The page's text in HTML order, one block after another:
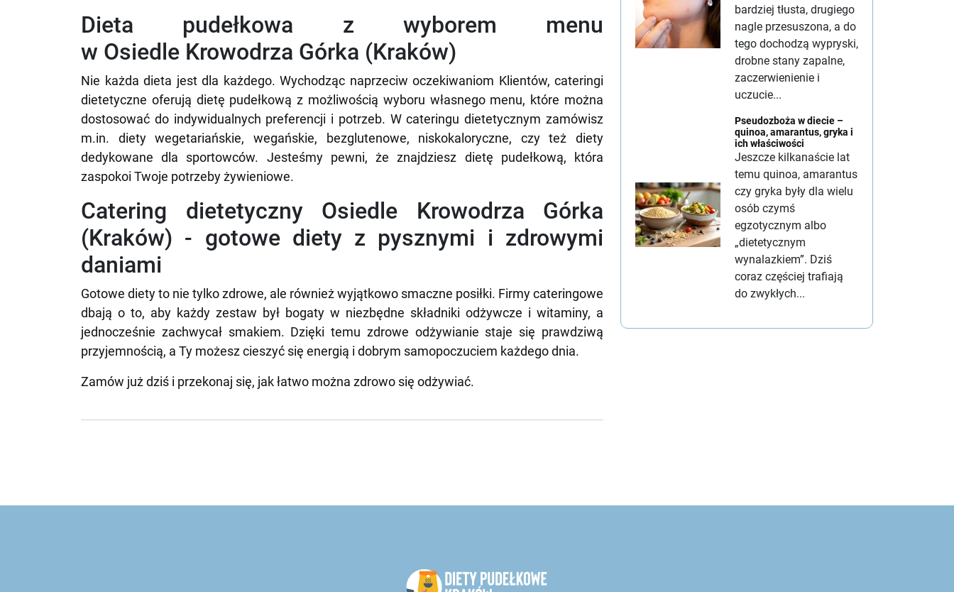
Dieta pudełkowa z wyborem menu
w Osiedle Krowodrza Górka (Kraków)
Nie każda dieta jest dla każdego. Wychodząc naprzeciw oczekiwaniom Klientów, cateringi
dietetyczne oferują dietę pudełkową z możliwością wyboru własnego menu, które można
dostosować do indywidualnych preferencji i potrzeb. W cateringu dietetycznym zamówisz
m.in. diety wegetariańskie, wegańskie, bezglutenowe, niskokaloryczne, czy też diety
dedykowane dla sportowców. Jesteśmy pewni, że znajdziesz dietę pudełkową, która
zaspokoi Twoje potrzeby żywieniowe.
Catering dietetyczny Osiedle Krowodrza Górka
(Kraków) - gotowe diety z pysznymi i zdrowymi
daniami
Gotowe diety to nie tylko zdrowe, ale również wyjątkowo smaczne posiłki. Firmy cateringowe
dbają o to, aby każdy zestaw był bogaty w niezbędne składniki odżywcze i witaminy, a
jednocześnie zachwycał smakiem. Dzięki temu zdrowe odżywianie staje się prawdziwą
przyjemnością, a Ty możesz cieszyć się energią i dobrym samopoczuciem każdego dnia.
Zamów już dziś i przekonaj się, jak łatwo można zdrowo się odżywiać.
bardziej tłusta, drugiego
nagle przesuszona, a do
tego dochodzą wypryski,
drobne stany zapalne,
zaczerwienienie i
uczucie...
Pseudozboża w diecie –
quinoa, amarantus, gryka i
ich właściwości
Jeszcze kilkanaście lat
temu quinoa, amarantus
czy gryka były dla wielu
osób czymś
egzotycznym albo
„dietetycznym
wynalazkiem”. Dziś
coraz częściej trafiają
do zwykłych...